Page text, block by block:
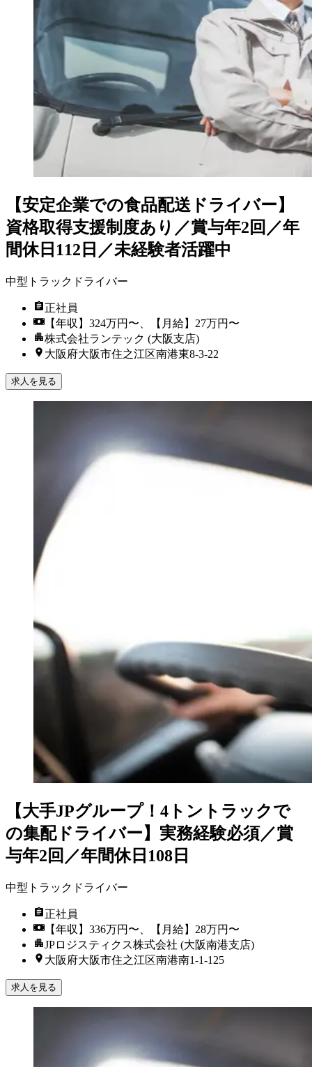
【安定企業での食品配送ドライバー】
資格取得支援制度あり／賞与年2回／年
間休日112日／未経験者活躍中
中型トラックドライバー
正社員
【年収】324万円〜、【月給】27万円〜
株式会社ランテック (大阪支店)
大阪府大阪市住之江区南港東8-3-22
求人を見る
【大手JPグループ！4トントラックで
の集配ドライバー】実務経験必須／賞
与年2回／年間休日108日
中型トラックドライバー
正社員
【年収】336万円〜、【月給】28万円〜
JPロジスティクス株式会社 (大阪南港支店)
大阪府大阪市住之江区南港南1-1-125
求人を見る